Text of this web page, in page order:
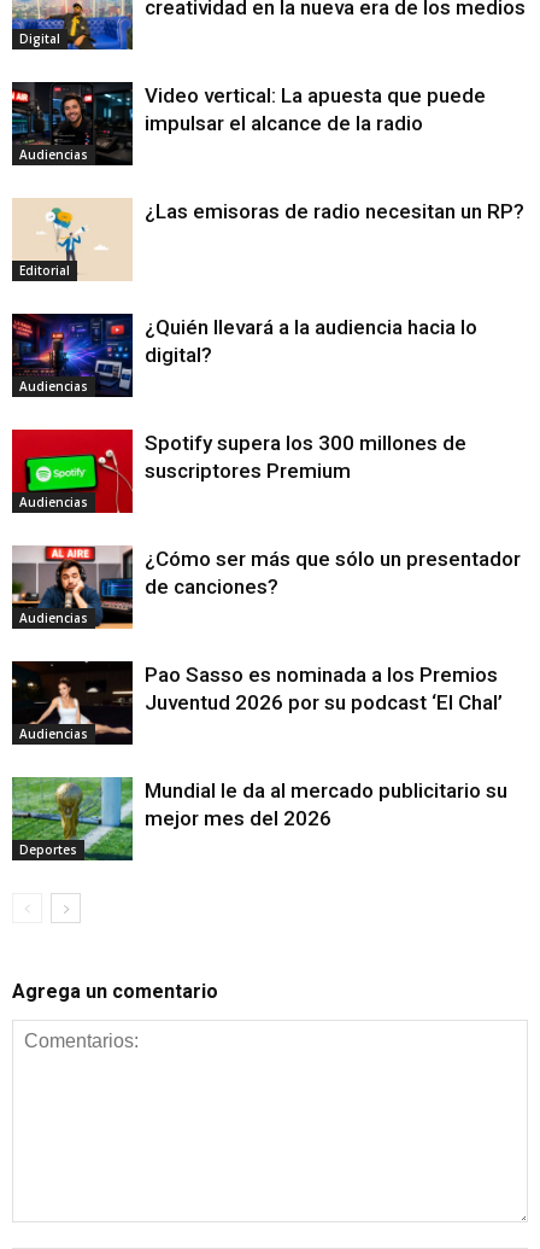
Digital
creatividad en la nueva era de los medios
Audiencias
Video vertical: La apuesta que puede
impulsar el alcance de la radio
Editorial
¿Las emisoras de radio necesitan un RP?
Audiencias
¿Quién llevará a la audiencia hacia lo
digital?
Audiencias
Spotify supera los 300 millones de
suscriptores Premium
Audiencias
¿Cómo ser más que sólo un presentador
de canciones?
Audiencias
Pao Sasso es nominada a los Premios
Juventud 2026 por su podcast ‘El Chal’
Deportes
Mundial le da al mercado publicitario su
mejor mes del 2026
Agrega un comentario